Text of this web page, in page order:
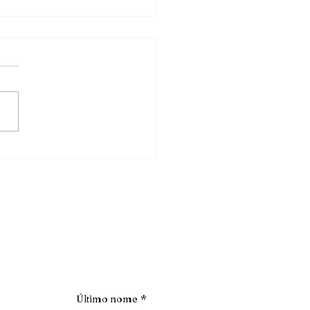
Último nome *